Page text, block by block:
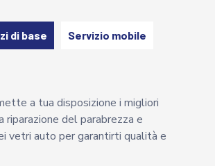
di base Servizio mobile
a tua disposizione i migliori
riparazione del parabrezza e
vetri auto per garantirti qualità e